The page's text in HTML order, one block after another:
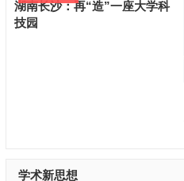
学术新思想